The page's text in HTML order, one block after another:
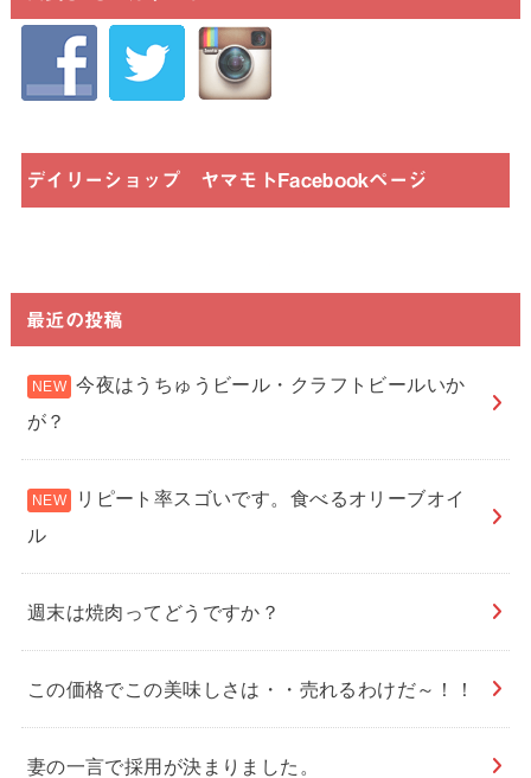
デイリーショップ ヤマモトFacebookページ
最近の投稿
今夜はうちゅうビール・クラフトビールいか
が？
リピート率スゴいです。食べるオリーブオイ
ル
週末は焼肉ってどうですか？
この価格でこの美味しさは・・売れるわけだ～！！
妻の一言で採用が決まりました。